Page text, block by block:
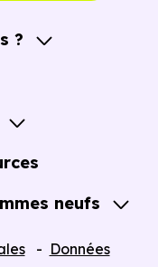
?
en VEFA
neufs
Données